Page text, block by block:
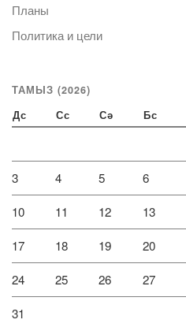
Планы
Политика и цели
ТАМЫЗ (2026)
Дс Сс Сә Бс
3 4 5 6
10 11 12 13
17 18 19 20
24 25 26 27
31